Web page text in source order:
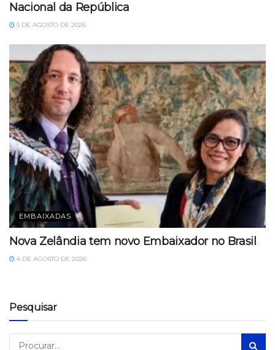
Nacional da República
5 DE AGOSTO DE 2026
EMBAIXADAS
Nova Zelândia tem novo Embaixador no Brasil
4 DE AGOSTO DE 2026
Pesquisar